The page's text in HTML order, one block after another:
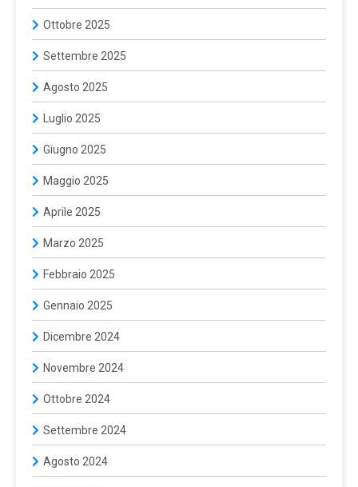
Ottobre 2025
Settembre 2025
Agosto 2025
Luglio 2025
Giugno 2025
Maggio 2025
Aprile 2025
Marzo 2025
Febbraio 2025
Gennaio 2025
Dicembre 2024
Novembre 2024
Ottobre 2024
Settembre 2024
Agosto 2024